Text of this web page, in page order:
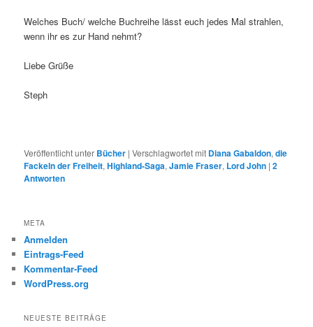
Welches Buch/ welche Buchreihe lässt euch jedes Mal strahlen,
wenn ihr es zur Hand nehmt?
Liebe Grüße
Steph
Veröffentlicht unter Bücher |Verschlagwortet mit Diana Gabaldon,die
Fackeln der Freiheit,Highland-Saga,Jamie Fraser, Lord John |2
Antworten
META
Anmelden
Eintrags-Feed
Kommentar-Feed
WordPress.org
NEUESTE BEITRÄGE